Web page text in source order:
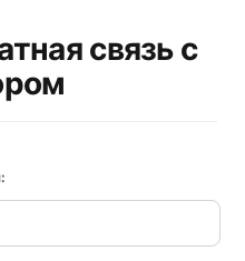
связь с